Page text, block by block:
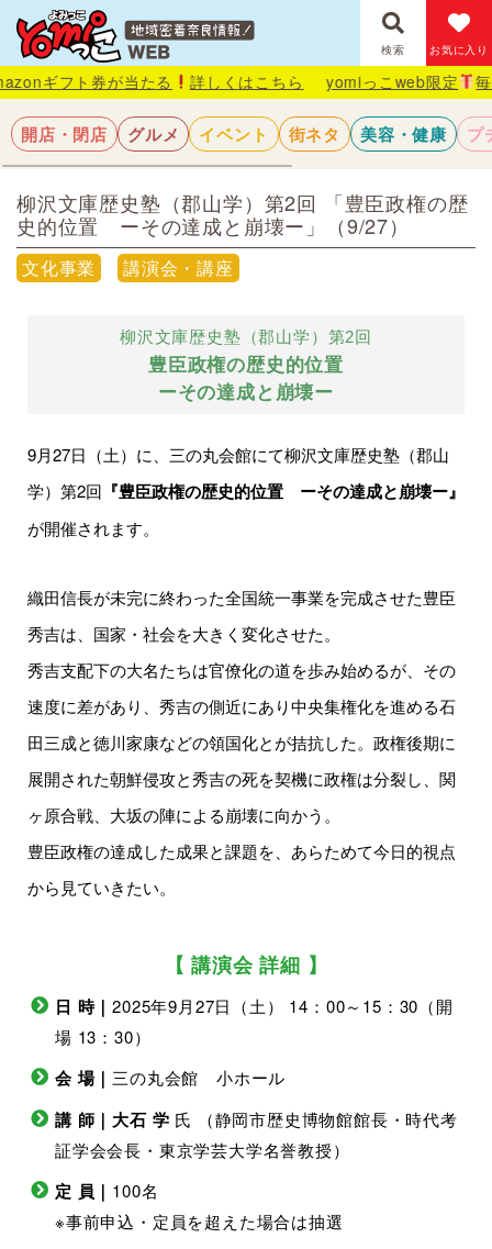
検索 お気に入り
が当たる 詳しくはこちら yomiっこweb限定 毎月抽選で1
開店・閉店 グルメ イベント 街ネタ 美容・健康 プ
柳沢文庫歴史塾（郡山学）第2回 「豊臣政権の歴
史的位置 ーその達成と崩壊ー」（9/27）
文化事業 講演会・講座
柳沢文庫歴史塾（郡山学）第2回
豊臣政権の歴史的位置
ーその達成と崩壊ー
9月27日（土）に、三の丸会館にて柳沢文庫歴史塾（郡山
学）第2回 『豊臣政権の歴史的位置 ーその達成と崩壊ー』
が開催されます。
織田信長が未完に終わった全国統一事業を完成させた豊臣
秀吉は、国家・社会を大きく変化させた。
秀吉支配下の大名たちは官僚化の道を歩み始めるが、その
速度に差があり、秀吉の側近にあり中央集権化を進める石
田三成と徳川家康などの領国化とが拮抗した。政権後期に
展開された朝鮮侵攻と秀吉の死を契機に政権は分裂し、関
ヶ原合戦、大坂の陣による崩壊に向かう。
豊臣政権の達成した成果と課題を、あらためて今日的視点
から見ていきたい。
【 講演会 詳細 】
日 時｜2025年9月27日（土） 14：00～15：30（開
場 13：30）
会 場｜三の丸会館 小ホール
講 師｜大石 学 氏 （静岡市歴史博物館館長・時代考
証学会会長・東京学芸大学名誉教授）
定 員｜ 100名
※事前申込・定員を超えた場合は抽選